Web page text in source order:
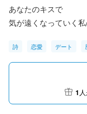
あなたのキスで
気が遠くなっていく
詩 恋愛 デート
1